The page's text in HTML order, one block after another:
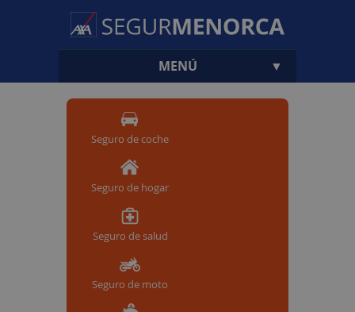
Seguro de coche
Seguro de hogar
Seguro de salud
Seguro de moto
MENÚ ▼